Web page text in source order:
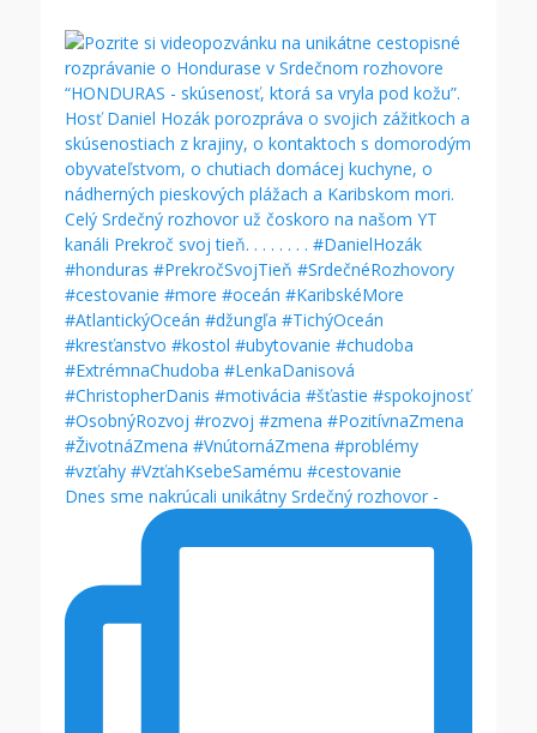
Dnes sme nakrúcali unikátny Srdečný rozhovor -